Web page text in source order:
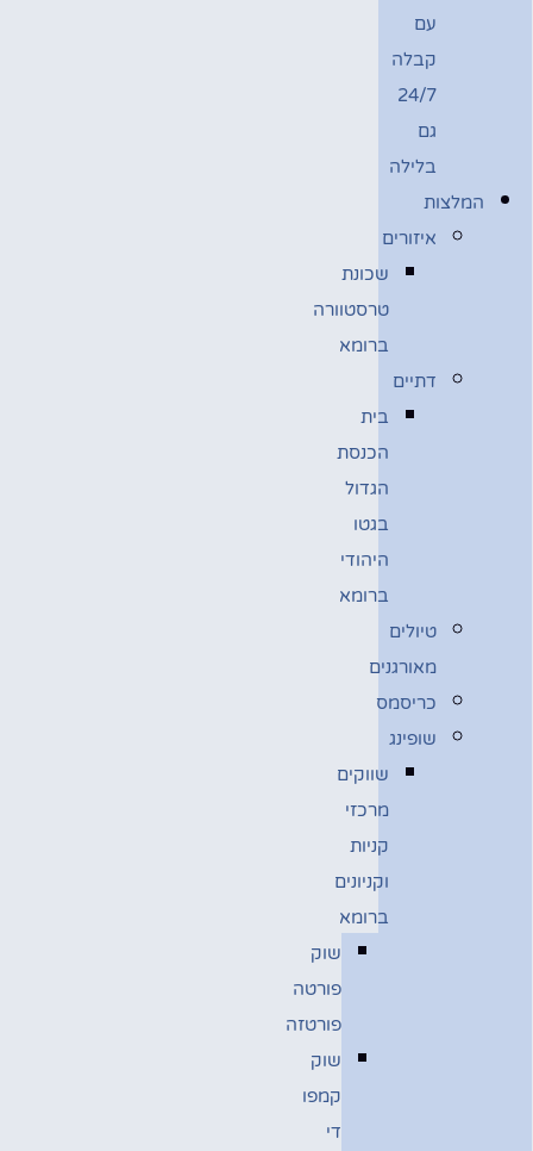
עם
קבלה
24/7
גם
בלילה
המלצות
איזורים
שכונת
טרסטוורה
ברומא
דתיים
בית
הכנסת
הגדול
בגטו
היהודי
ברומא
טיולים
מאורגנים
כריסמס
שופינג
שווקים
מרכזי
קניות
וקניונים
ברומא
שוק
פורטה
פורטזה
שוק
קמפו
די